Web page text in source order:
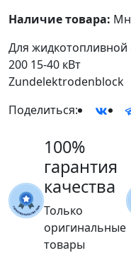
Наличие товара:
Для жидкотопливной
200 15-40 кВт
Zundelektrodenblock
Поделиться:
100%
гарантия
качества
Только
оригинальные
товары